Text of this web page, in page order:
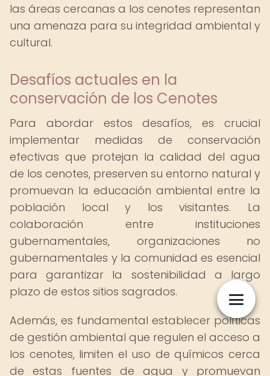
las áreas cercanas a los cenotes representan
una amenaza para su integridad ambiental y
cultural.
Desafíos actuales en la
conservación de los Cenotes
Para abordar estos desafíos, es crucial
implementar medidas de conservación
efectivas que protejan la calidad del agua
de los cenotes, preserven su entorno natural y
promuevan la educación ambiental entre la
población local y los visitantes. La
colaboración entre instituciones
gubernamentales, organizaciones no
gubernamentales y la comunidad es esencial
para garantizar la sostenibilidad a largo
plazo de estos sitios sagrados.
Además, es fundamental establecer políticas
de gestión ambiental que regulen el acceso a
los cenotes, limiten el uso de químicos cerca
de estas fuentes de agua y promuevan